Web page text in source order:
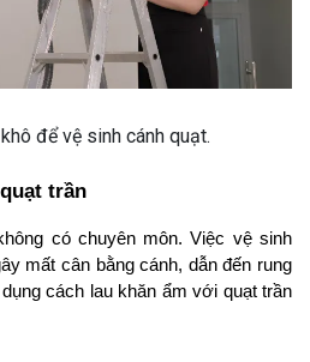
để vệ sinh cánh quạt.
trần
có chuyên môn. Việc vệ sinh
mất cân bằng cánh, dẫn đến rung
cách lau khăn ẩm với quạt trần